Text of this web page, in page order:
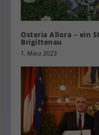
Osteria Allora – ein
Brigittenau
1. März 2023